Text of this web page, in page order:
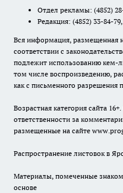
Отдел рекламы: (4852)
Редакция: (4852) 33-84-79,
Вся информация, размещенная
соответствии с
подлежит использованию кем-
том числе воспроизведению,
как с письменного разрешения
Возрастная категория сайта
ответственности за
размещенные на сайте
Распространение листовок в
Материалы, помеченные
основе